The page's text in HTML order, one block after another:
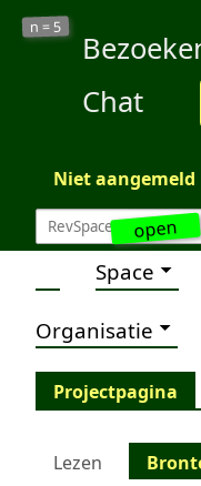
open
n = 5
Chat
Niet aangemeld
Space
Organisatie
Projectpagina
Lezen